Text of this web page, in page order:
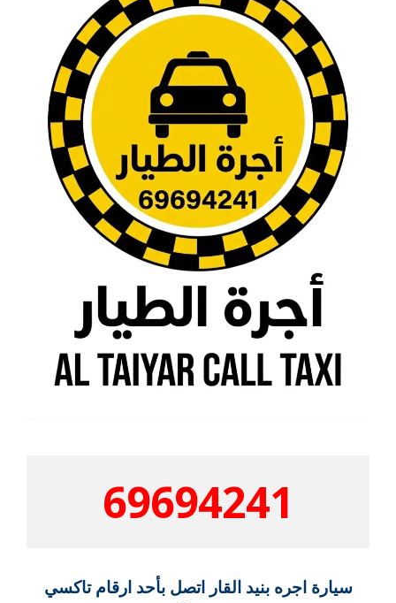
69694241
سيارة اجره بنيد القار اتصل بأحد ارقام تاكسي